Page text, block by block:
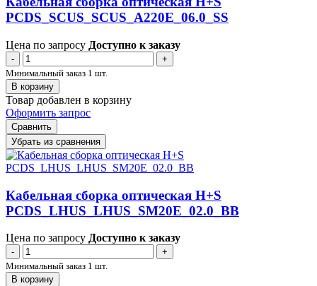
PCDS_SCUS_SCUS_A220E_06.0_SS
Цена по запросу Доступно к заказу
-
+
Минимальный заказ 1 шт.
В корзину
Товар добавлен в корзину
Оформить запрос
Сравнить
Убрать из сравнения
Кабельная сборка оптическая H+S
PCDS_LHUS_LHUS_SM20E_02.0_BB
Цена по запросу Доступно к заказу
-
+
Минимальный заказ 1 шт.
В корзину